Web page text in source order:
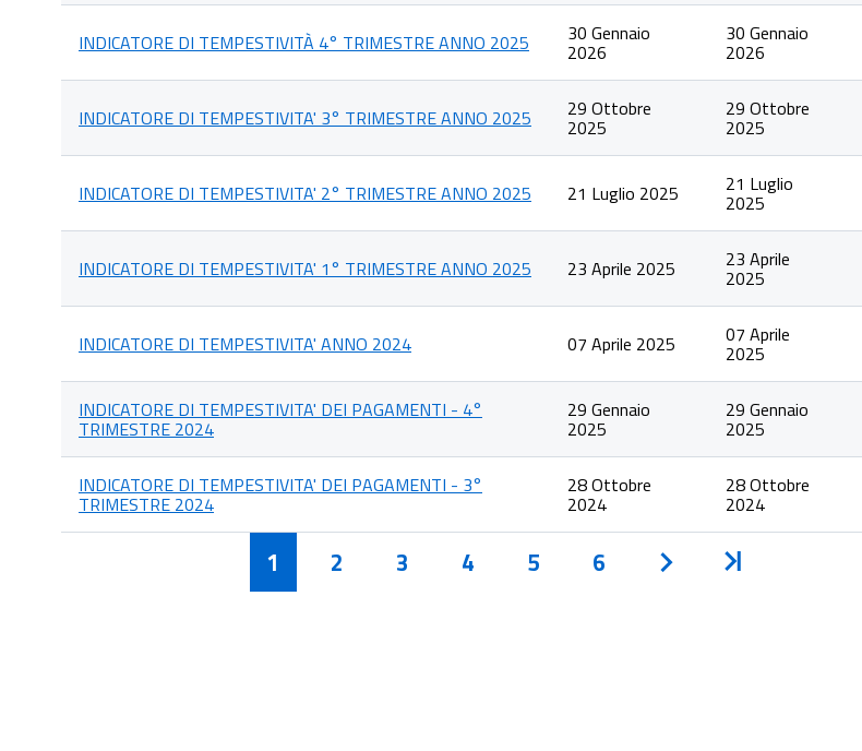
INDICATORE DI TEMPESTIVITÀ 4° TRIMESTRE ANNO 2025 30 Gennaio
2026
30 Gennaio
2026
INDICATORE DI TEMPESTIVITA' 3° TRIMESTRE ANNO 2025 29 Ottobre
2025
29 Ottobre
2025
INDICATORE DI TEMPESTIVITA' 2° TRIMESTRE ANNO 2025 21 Luglio 2025 21 Luglio
2025
INDICATORE DI TEMPESTIVITA' 1° TRIMESTRE ANNO 2025 23 Aprile 2025 23 Aprile
2025
INDICATORE DI TEMPESTIVITA' ANNO 2024 07 Aprile 2025 07 Aprile
2025
INDICATORE DI TEMPESTIVITA' DEI PAGAMENTI - 4°
TRIMESTRE 2024
29 Gennaio
2025
29 Gennaio
2025
INDICATORE DI TEMPESTIVITA' DEI PAGAMENTI - 3°
TRIMESTRE 2024
28 Ottobre
2024
28 Ottobre
2024
1 2 3 4 5 6